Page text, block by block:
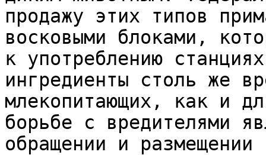
продажу этих типов
восковыми блоками,
к употреблению
ингредиенты столь же
млекопитающих, как и
борьбе с вредителями
обращении и